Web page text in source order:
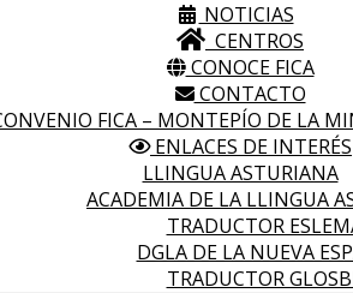
NOTICIAS
CENTROS
CONOCE FICA
CONTACTO
FICA – MONTEPÍO DE LA
ENLACES DE INTERÉS
LLINGUA ASTURIANA
ACADEMIA DE LA LLINGUA
TRADUCTOR
DGLA DE LA NUEVA
TRADUCTOR